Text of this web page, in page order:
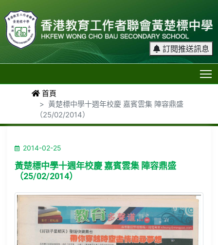
訂閱推送訊息
首頁
黃楚標中學十週年校慶 嘉賓雲集 陣容鼎盛
（25/02/2014）
2014-02-25
黃楚標中學十週年校慶 嘉賓雲集 陣容鼎盛
（25/02/2014）